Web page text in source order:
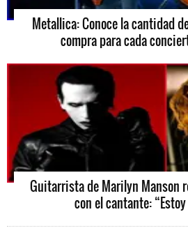
Metallica: Conoce la cantidad
compra para cada
Guitarrista de Marilyn Manson
con el cantante: